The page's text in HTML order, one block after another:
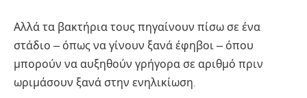
Αλλά τα βακτήρια τους πηγαίνουν πίσω σε ένα
στάδιο – όπως να γίνουν ξανά έφηβοι – όπου
μπορούν να αυξηθούν γρήγορα σε αριθμό πριν
ωριμάσουν ξανά στην ενηλικίωση.